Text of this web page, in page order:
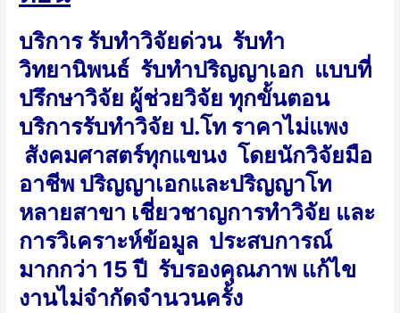
บริการ รับทำวิจัยด่วน รับทำ
วิทยานิพนธ์ รับทำปริญญาเอก แบบที่
ปรึกษาวิจัย ผู้ช่วยวิจัย ทุกขั้นตอน
บริการรับทำวิจัย ป.โท ราคาไม่แพง
สังคมศาสตร์ทุกแขนง โดยนักวิจัยมือ
อาชีพ ปริญญาเอกและปริญญาโท
หลายสาขา เชี่ยวชาญการทำวิจัย และ
การวิเคราะห์ข้อมูล ประสบการณ์
มากกว่า 15 ปี รับรองคุณภาพ แก้ไข
งานไม่จำกัดจำนวนครั้ง